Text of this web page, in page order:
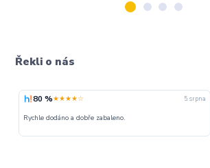
Řekli o nás
80 %★★★★☆ 5. srpna
Rychle dodáno a dobře zabaleno.